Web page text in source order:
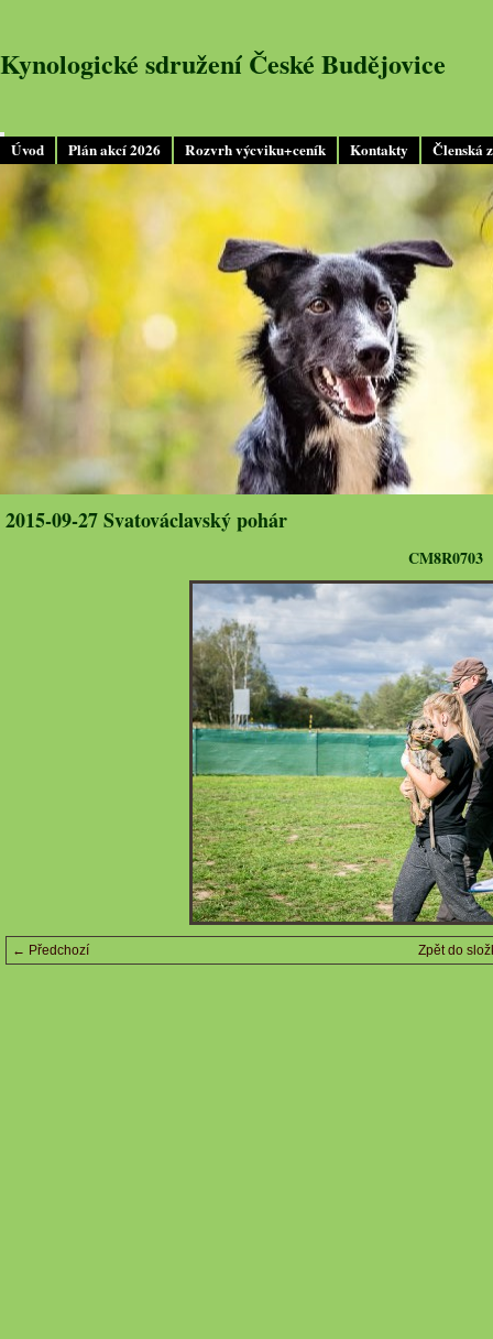
Úvod Plán akcí 2026 Rozvrh výcviku+ceník Kontakty Členská
Kynologické sdružení České Budějovice
2015-09-27 Svatováclavský pohár
CM8R0703
← Předchozí Zpět do